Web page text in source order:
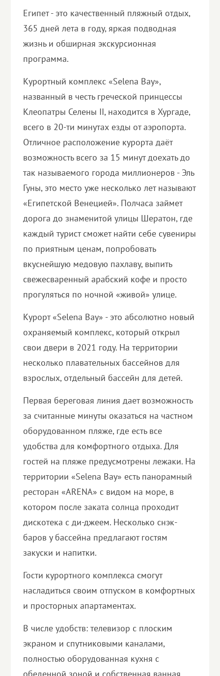
Египет - это качественный пляжный отдых,
365 дней лета в году, яркая подводная
жизнь и обширная экскурсионная
программа.
Курортный комплекс «Selena Bay»,
названный в честь греческой принцессы
Клеопатры Селены II, находится в Хургаде,
всего в 20-ти минутах езды от аэропорта.
Отличное расположение курорта даёт
возможность всего за 15 минут доехать до
так называемого города миллионеров - Эль
Гуны, это место уже несколько лет называют
«Египетской Венецией». Полчаса займет
дорога до знаменитой улицы Шератон, где
каждый турист сможет найти себе сувениры
по приятным ценам, попробовать
вкуснейшую медовую пахлаву, выпить
свежесваренный арабский кофе и просто
прогуляться по ночной «живой» улице.
Курорт «Selena Bay» - это абсолютно новый
охраняемый комплекс, который открыл
свои двери в 2021 году. На территории
несколько плавательных бассейнов для
взрослых, отдельный бассейн для детей.
Первая береговая линия дает возможность
за считанные минуты оказаться на частном
оборудованном пляже, где есть все
удобства для комфортного отдыха. Для
гостей на пляже предусмотрены лежаки. На
территории «Selena Bay» есть панорамный
ресторан «ARENA» с видом на море, в
котором после заката солнца проходит
дискотека с ди-джеем. Несколько снэк-
баров у бассейна предлагают гостям
закуски и напитки.
Гости курортного комплекса смогут
насладиться своим отпуском в комфортных
и просторных апартаментах.
В числе удобств: телевизор с плоским
экраном и спутниковыми каналами,
полностью оборудованная кухня с